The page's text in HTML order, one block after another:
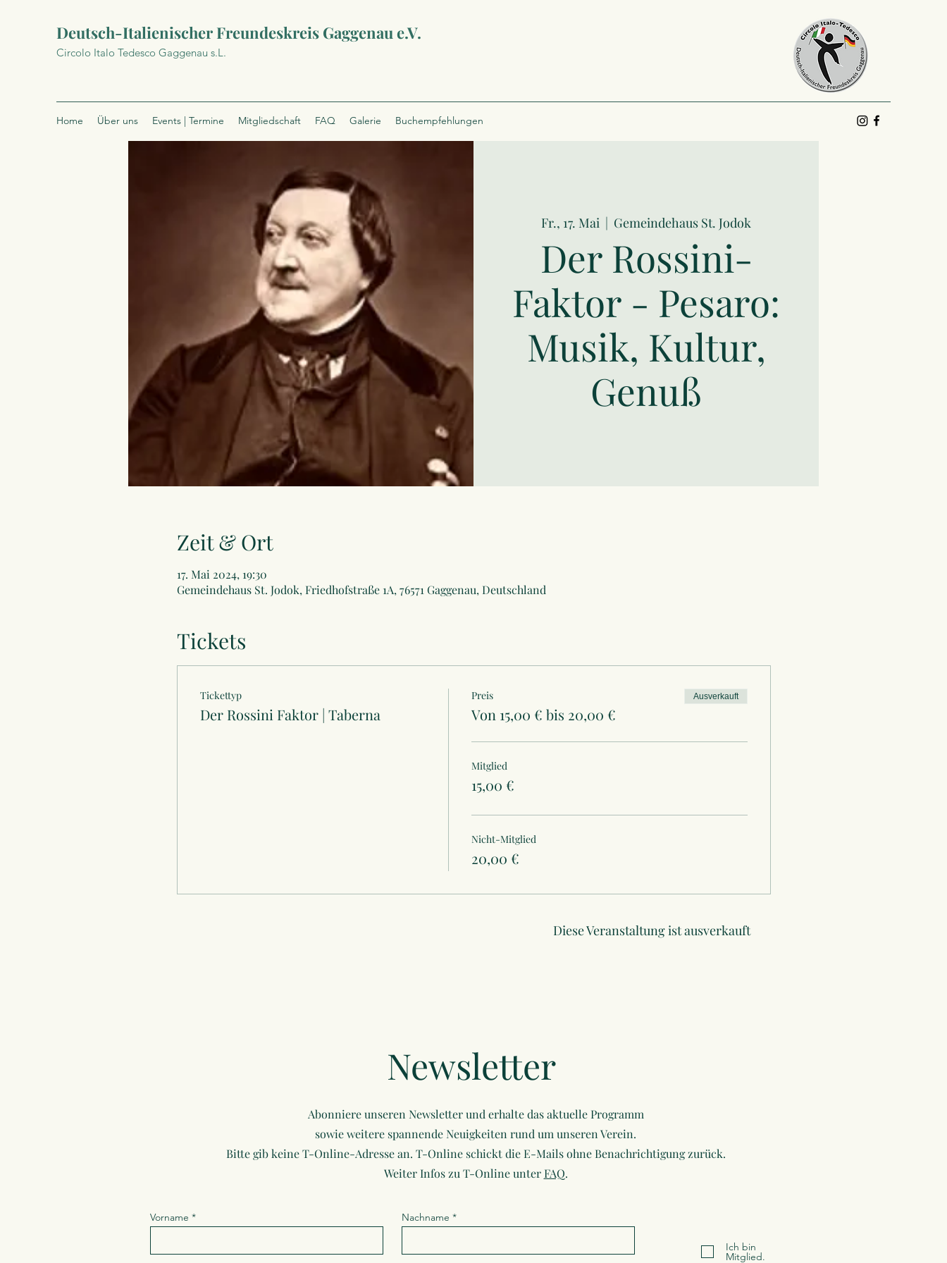
Deutsch-Italienischer Freundeskreis Gaggenau e.V.
Circolo Italo Tedesco Gaggenau s.L.
Home Über uns Events | Termine Mitgliedschaft FAQ Galerie Buchempfehlungen
Fr., 17. Mai
  |
Gemeindehaus St. Jodok
Der Rossini-
Faktor - Pesaro:
Musik, Kultur,
Genuß
Zeit & Ort
17. Mai 2024, 19:30
Gemeindehaus St. Jodok, Friedhofstraße 1A, 76571 Gaggenau, Deutschland
Tickets
Tickettyp
Der Rossini Faktor | Taberna
Preis
Von 15,00 € bis 20,00 €
Ausverkauft
Mitglied
15,00 €
Nicht-Mitglied
20,00 €
Diese Veranstaltung ist ausverkauft
Newsletter
Abonniere unseren Newsletter und erhalte das aktuelle Programm
sowie weitere spannende Neuigkeiten rund um unseren Verein.
Bitte gib keine T-Online-Adresse an. T-Online schickt die E-Mails ohne Benachrichtigung zurück.
Weiter Infos zu T-Online unterFAQ.
Vorname Nachname
Ich bin
Mitglied.